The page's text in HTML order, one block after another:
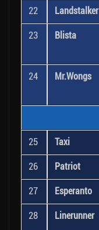
22 Landstalker
23 Blista
24 Mr.Wongs
25 Taxi
26 Patriot
27 Esperanto
28 Linerunner